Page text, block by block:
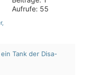
,
Aufrufe: 55
Tank der Disa-